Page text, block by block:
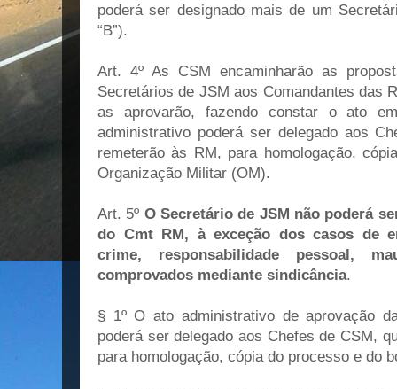
poderá ser designado mais de um
“B”).
Art. 4º As CSM encaminharão as
Secretários de JSM aos Comandantes das
as aprovarão, fazendo constar o ato
administrativo poderá ser delegado aos
remeterão às RM, para homologação,
Organização Militar (OM).
Art. 5º O Secretário de JSM não poderá
do Cmt RM, à exceção dos casos de
crime, responsabilidade pessoal,
comprovados mediante sindicância.
§ 1º O ato administrativo de aprovação
poderá ser delegado aos Chefes de CSM,
para homologação, cópia do processo e do